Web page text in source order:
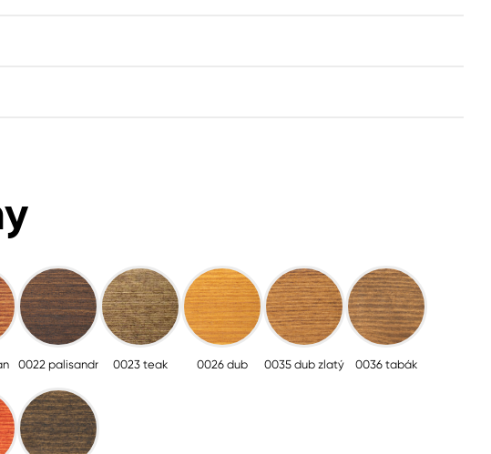
0022 palisandr 0023 teak 0026 dub 0035 dub zlatý 0036 tabák